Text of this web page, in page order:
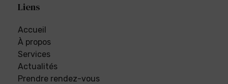
Liens
Accueil
À propos
Services
Actualités
Prendre rendez-vous